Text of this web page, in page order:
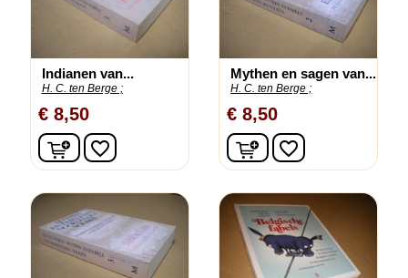
Indianen van...
H. C. ten Berge ;
€ 8,50
In winkelwagen
favorite_border
Mythen en sagen van...
H. C. ten Berge ;
€ 8,50
In winkelwagen
favorite_border